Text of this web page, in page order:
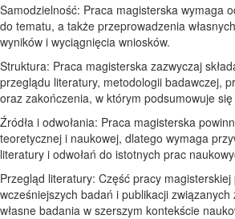
Samodzielność: Praca magisterska wymaga
do tematu, a także przeprowadzenia
wyników i wyciągnięcia wniosków.
Struktura: Praca magisterska zazwyczaj
przeglądu literatury, metodologii badawczej,
oraz zakończenia, w którym podsumowuje
Źródła i odwołania: Praca magisterska
teoretycznej i naukowej, dlatego wymaga
literatury i odwołań do istotnych prac
Przegląd literatury: Część pracy
wcześniejszych badań i publikacji
własne badania w szerszym kontekście